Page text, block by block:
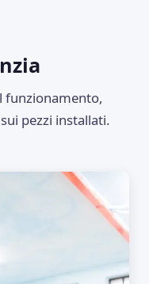
funzionamento,
pezzi installati.